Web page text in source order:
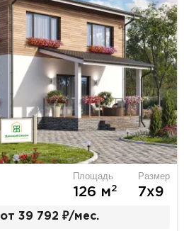
Площадь
126 м2
Размер
7х9
от 39 792 ₽/мес.